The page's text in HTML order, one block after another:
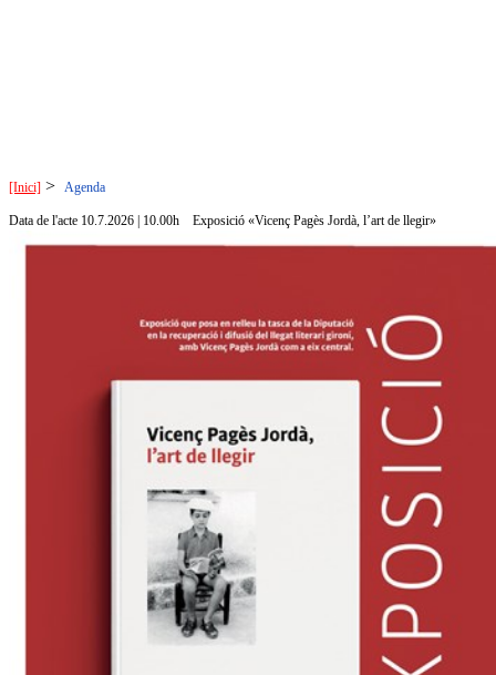
[Inici] > Agenda
Data de l'acte 10.7.2026 | 10.00h Exposició «Vicenç Pagès Jordà, l’art de llegir»